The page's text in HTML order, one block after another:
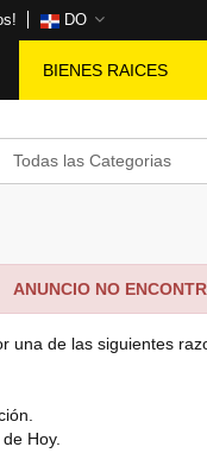
DO
BIENES RAICES
Todas las Categorias
ANUNCIO NO
una de las siguientes
Hoy.